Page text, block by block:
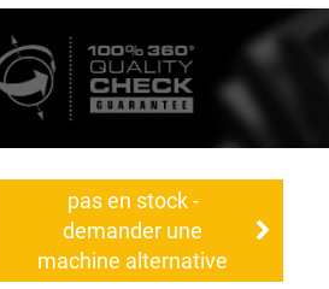
pas en stock -
demander une
machine alternative